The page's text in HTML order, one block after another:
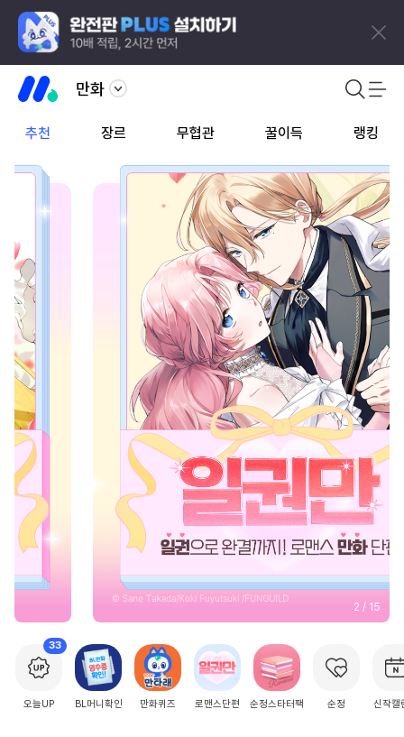
만화
추천 장르 무협관 꿀이득 랭킹
2 / 15
33
오늘UP BL머니확인 만화퀴즈 로맨스단편 순정스타터팩 순정 신작캘